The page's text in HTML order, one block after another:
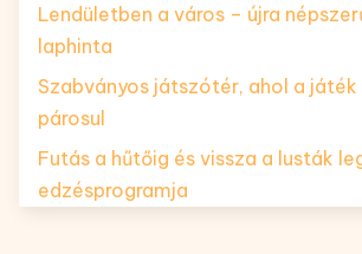
Lendületben a város – újra
laphinta
Szabványos játszótér, ahol a
párosul
Futás a hűtőig és vissza a lusták
edzésprogramja